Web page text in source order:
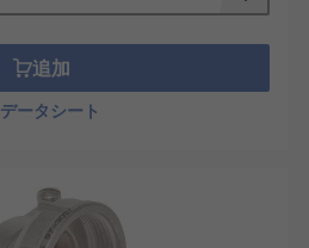
追加
データシート